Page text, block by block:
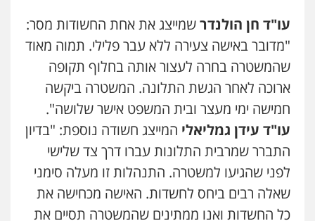
עו"ד חן הולנדרשמייצג את אחת החשודות מסר:
"מדובר באישה צעירה ללא עבר פלילי. תמוה מאוד
שהמשטרה בחרה לעצור אותה בחלוף תקופה
ארוכה לאחר הגשת התלונה. המשטרה ביקשה
חמישה ימי מעצר ובית המשפט אישר שלושה".
עו"ד עידן גמליאלי המייצג חשודה נוספת: "בדיון
התברר שמרבית התלונות עברו דרך צד שלישי
לפני שהגיעו למשטרה. התנהלות זו מעלה סימני
שאלה רבים ביחס לחשדות. האישה מכחישה את
כל החשדות ואנו ממתינים שהמשטרה תסיים את
עו"ד אמיר כהן
פלילי מעצרים וחקירות תעבורה
0537470000
אבי אמר משרד עורכי דין
פלילי משפחה אזרחי מסחרי
0502130230
אברהם שהבזי – משרד עורכי דין